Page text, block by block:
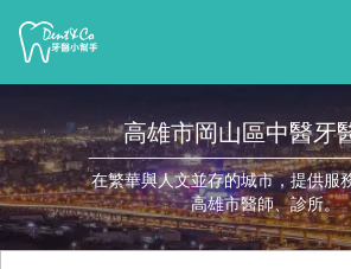
高雄市岡山區中醫牙
在繁華與人文並存的城市，提供服
高雄市醫師、診所。